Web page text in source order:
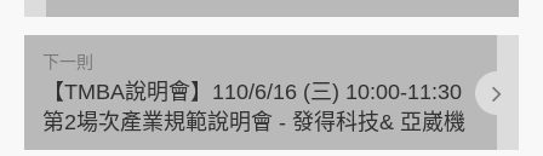
下一則
【TMBA說明會】110/6/16 (三) 10:00-11:30
第2場次產業規範說明會 - 發得科技& 亞崴機